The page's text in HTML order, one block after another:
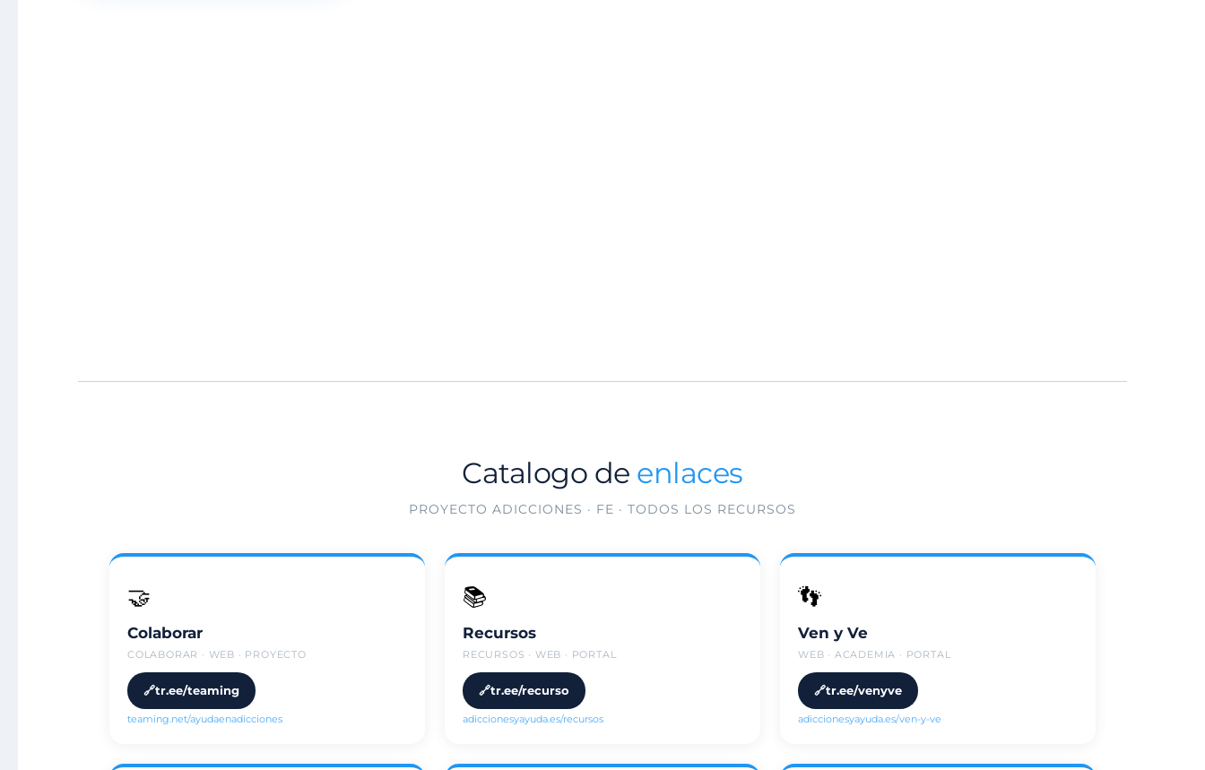
Catalogo de enlaces
PROYECTO ADICCIONES · FE · TODOS LOS RECURSOS
🤝
Colaborar
COLABORAR · WEB · PROYECTO
tr.ee/teaming
teaming.net/ayudaenadicciones
📚
Recursos
RECURSOS · WEB · PORTAL
tr.ee/recurso
adiccionesyayuda.es/recursos
👣
Ven y Ve
WEB · ACADEMIA · PORTAL
tr.ee/venyve
adiccionesyayuda.es/ven-y-ve